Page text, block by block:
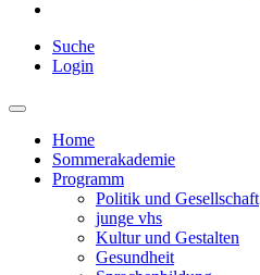
Suche
Login
Home
Sommerakademie
Programm
Politik und Gesellschaft
junge vhs
Kultur und Gestalten
Gesundheit